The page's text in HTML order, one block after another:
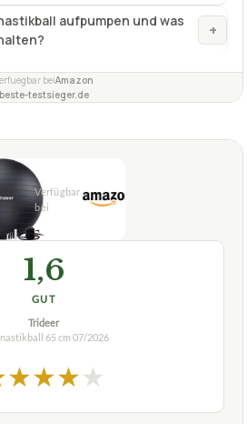
aufpumpen und was
+
beiAmazon
beste-testsieger.de
1,6
GUT
Trideer
65 cm07/2026
★★★★